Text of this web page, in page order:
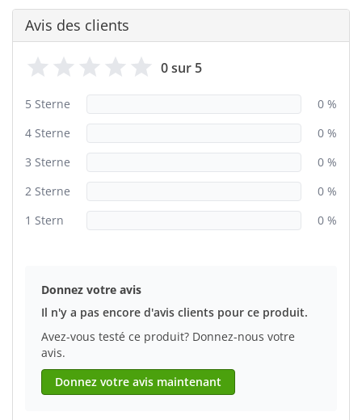
Avis des clients
0 sur 5
5 Sterne
0 %
4 Sterne
0 %
3 Sterne
0 %
2 Sterne
0 %
1 Stern
0 %
Donnez votre avis
Il n'y a pas encore d'avis clients pour ce produit.
Avez-vous testé ce produit? Donnez-nous votre
avis.
Donnez votre avis maintenant